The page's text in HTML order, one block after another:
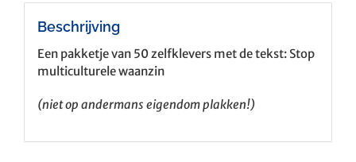
Beschrijving
Een pakketje van 50 zelfklevers met de tekst: Stop
multiculturele waanzin
(niet op andermans eigendom plakken!)